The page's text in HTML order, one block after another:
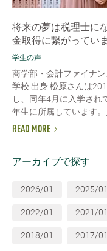
将来の夢は税理士に
金取得に繋がってい
学生の声
商学部・会計ファイナ
学校 出身 松原さんは
し、同年4月に入学され
年生に所属しています。
READ MORE
アーカイブで探す
2026/01 2025/01
2022/01 2021/01
2018/01 2017/01